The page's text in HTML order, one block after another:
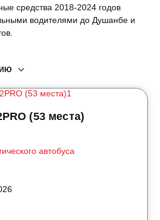
средства 2018-2024 годов
водителями до Душанбе и
(53 места)
автобуса